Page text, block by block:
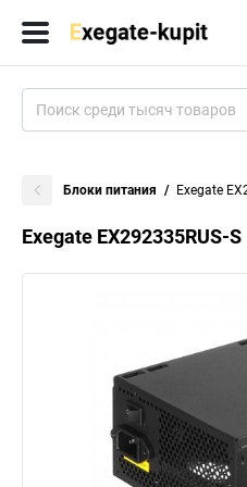
Блоки питания Exegate
Exegate EX292335RUS-S